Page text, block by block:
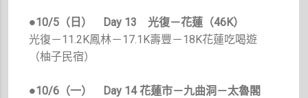
●10/5（日）
Day 13 光復－花蓮（46K）
光復－11.2K鳳林－17.1K壽豐－18K花蓮吃喝遊
（柚子民宿）
●10/6（一）
Day 14 花蓮市－九曲洞－太魯閣